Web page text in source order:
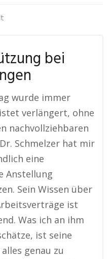
bei
wurde immer
verlängert, ohne
nachvollziehbaren
Schmelzer hat mir
eine
Anstellung
Sein Wissen über
ist
Was ich an ihm
ist seine
genau zu